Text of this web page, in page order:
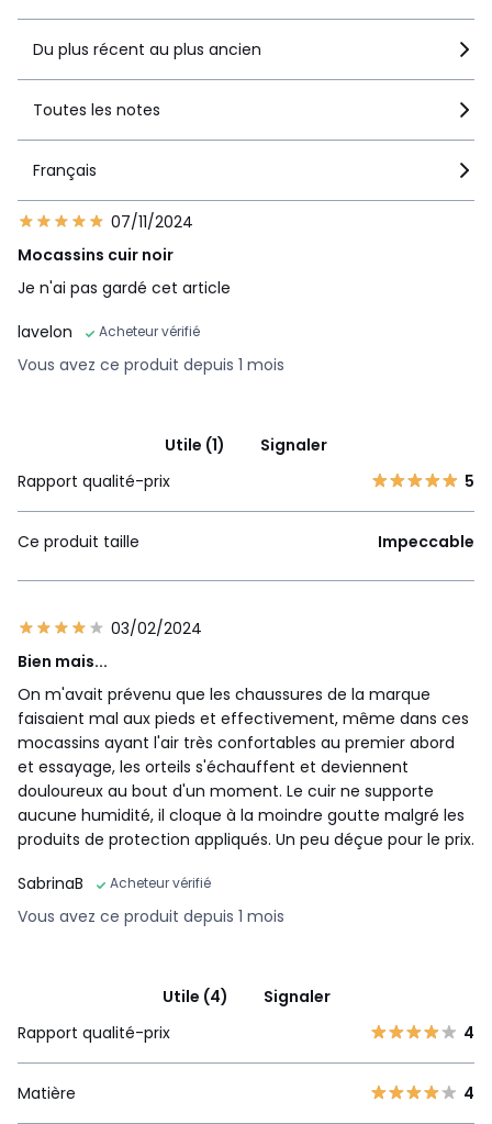
Du plus récent au plus ancien
Toutes les notes
Français
07/11/2024
Mocassins cuir noir
Je n'ai pas gardé cet article
lavelon
Acheteur vérifié
Vous avez ce produit depuis 1 mois
Utile (1)
Signaler
Rapport qualité-prix
5
Ce produit taille Impeccable
03/02/2024
Bien mais...
On m'avait prévenu que les chaussures de la marque
faisaient mal aux pieds et effectivement, même dans ces
mocassins ayant l'air très confortables au premier abord
et essayage, les orteils s'échauffent et deviennent
douloureux au bout d'un moment. Le cuir ne supporte
aucune humidité, il cloque à la moindre goutte malgré les
produits de protection appliqués. Un peu déçue pour le prix.
SabrinaB
Acheteur vérifié
Vous avez ce produit depuis 1 mois
Utile (4)
Signaler
Rapport qualité-prix
4
Matière 4